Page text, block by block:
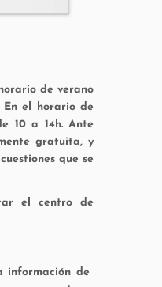
de verano
En el horario de
10 a 14h. Ante
gratuita, y
que se
el centro de
información de